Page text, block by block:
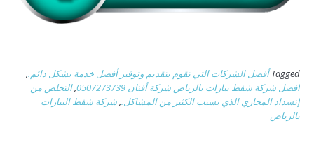
Tagged أفضل الشركات التي تقوم بتقديم وتوفير أفضل خدمة بشكل دائم.,
افضل شركة شفط بيارات بالرياض شركة أفنان 0507273739
,التخلص من
إنسداد المجاري الذي يسبب الكثير من المشاكل.,شركة شفط البيارات
بالرياض